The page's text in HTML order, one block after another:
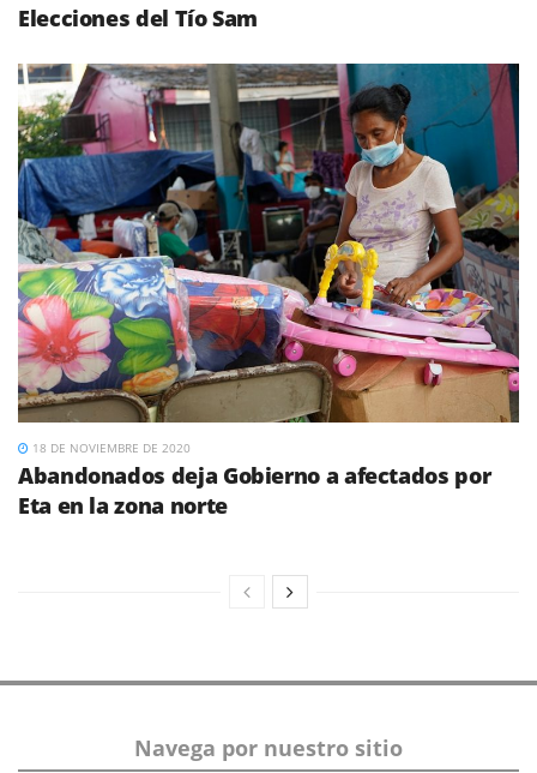
Elecciones del Tío Sam
18 DE NOVIEMBRE DE 2020
Abandonados deja Gobierno a afectados por
Eta en la zona norte
Navega por nuestro sitio